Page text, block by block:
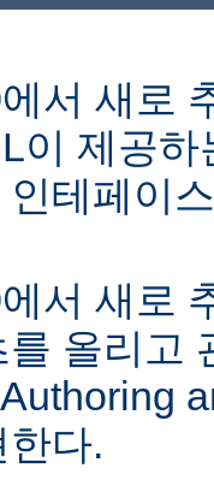
서 새로
이 제공
테페이
서 새로
올리고
한다.